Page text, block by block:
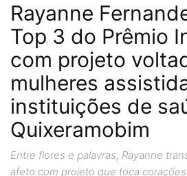
Rayanne
Top 3 do Prêmio
com projeto
mulheres
instituições de
Quixeramobim
Entre flores e palavras, Rayanne
afeto com projeto que toca